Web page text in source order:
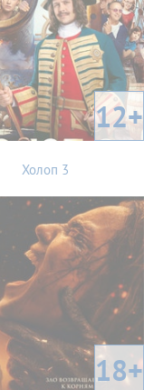
12+
Холоп 3
18+